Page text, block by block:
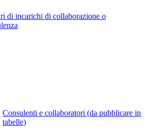
di incarichi di collaborazione o
Consulenti e collaboratori (da pubblicare in
tabelle)